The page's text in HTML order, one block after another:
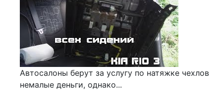
Автосалоны берут за услугу по натяжке чехлов
немалые деньги, однако...